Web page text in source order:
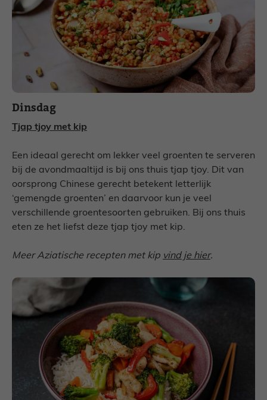
Dinsdag
Tjap tjoy met kip
Een ideaal gerecht om lekker veel groenten te serveren
bij de avondmaaltijd is bij ons thuis tjap tjoy. Dit van
oorsprong Chinese gerecht betekent letterlijk
‘gemengde groenten’ en daarvoor kun je veel
verschillende groentesoorten gebruiken. Bij ons thuis
eten ze het liefst deze tjap tjoy met kip.
Meer Aziatische recepten met kip vind je hier.